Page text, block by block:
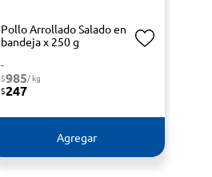
Pollo Arrollado Salado en
bandeja x 250 g
-
$985/ kg
$247
Agregar